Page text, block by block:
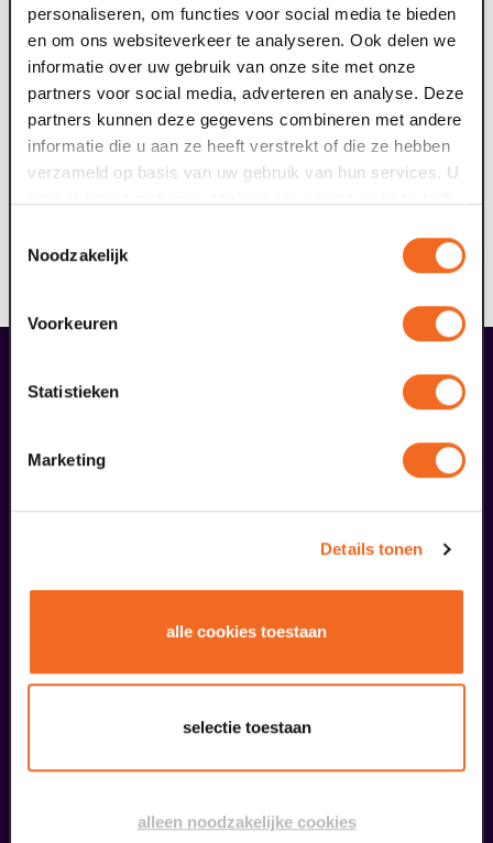
personaliseren, om functies voor social media te bieden
en om ons websiteverkeer te analyseren. Ook delen we
informatie over uw gebruik van onze site met onze
partners voor social media, adverteren en analyse. Deze
partners kunnen deze gegevens combineren met andere
informatie die u aan ze heeft verstrekt of die ze hebben
verzameld op basis van uw gebruik van hun services. U
Noodzakelijk
Voorkeuren
Statistieken
Marketing
Details tonen
alle cookies toestaan
selectie toestaan
alleen noodzakelijke cookies
oktober
Claudia de Breij
Oudejaarsconference 2026 | Try-out